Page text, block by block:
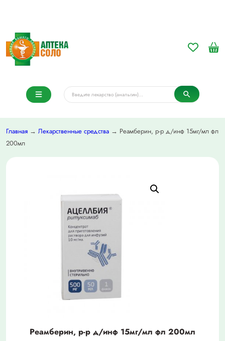
Главная → Лекарственные средства → Реамберин, р-р д/инф 15мг/мл фл
200мл
Реамберин, р-р д/инф 15мг/мл фл 200мл